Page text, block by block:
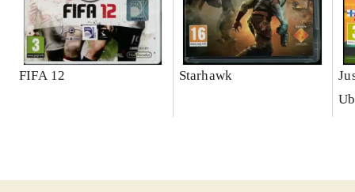
FIFA 12 Starhawk